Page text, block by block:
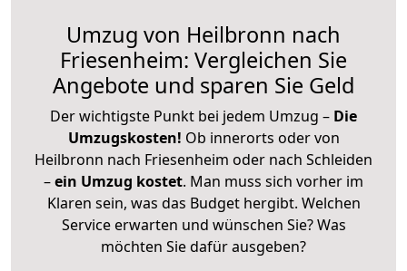
Umzug von Heilbronn nach
Friesenheim: Vergleichen Sie
Angebote und sparen Sie Geld
Der wichtigste Punkt bei jedem Umzug – Die
Umzugskosten! Ob innerorts oder von
Heilbronn nach Friesenheim oder nach Schleiden
–ein Umzug kostet. Man muss sich vorher im
Klaren sein, was das Budget hergibt. Welchen
Service erwarten und wünschen Sie? Was
möchten Sie dafür ausgeben?